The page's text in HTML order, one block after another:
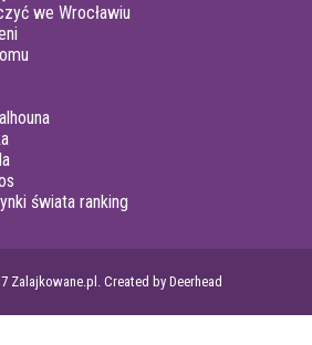
we Wrocławiu
świata ranking
Zalajkowane.pl. Created by Deerhead